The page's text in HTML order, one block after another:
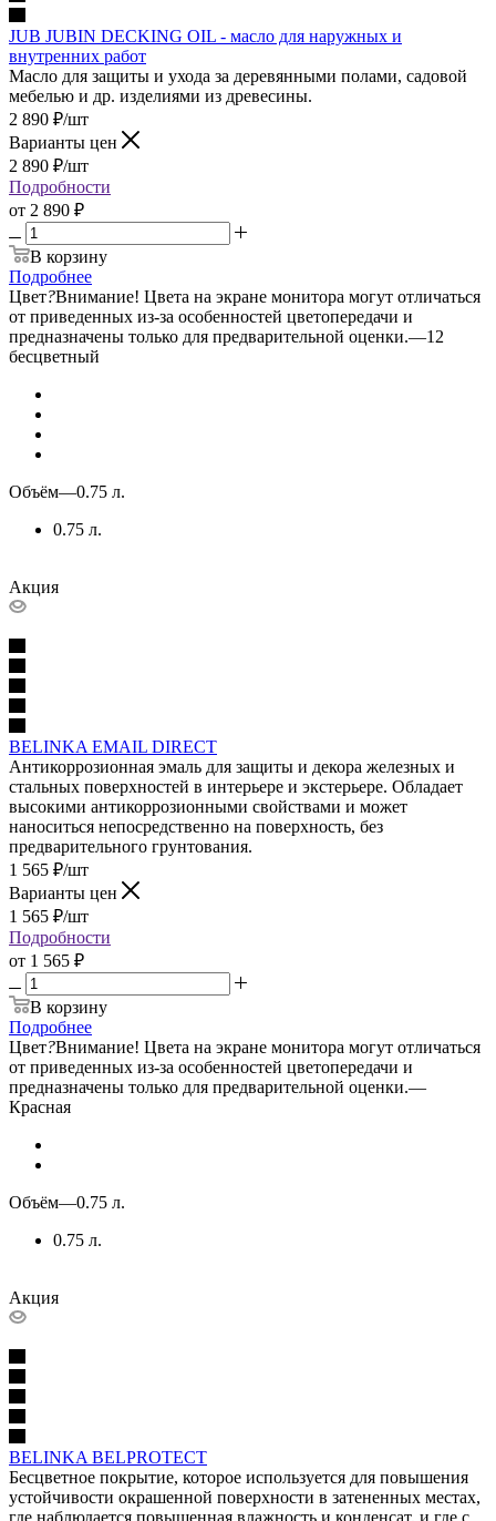
JUB JUBIN DECKING OIL - масло для наружных и
внутренних работ
Масло для защиты и ухода за деревянными полами, садовой
мебелью и др. изделиями из древесины.
2 890 ₽/шт
Варианты цен
2 890 ₽/шт
Подробности
от 2 890 ₽
В корзину
Подробнее
Цвет?Внимание! Цвета на экране монитора могут отличаться
от приведенных из-за особенностей цветопередачи и
предназначены только для предварительной оценки.—12
бесцветный
Объём—0.75 л.
0.75 л.
Акция
BELINKA EMAIL DIRECT
Антикоррозионная эмаль для защиты и декора железных и
стальных поверхностей в интерьере и экстерьере. Обладает
высокими антикоррозионными свойствами и может
наноситься непосредственно на поверхность, без
предварительного грунтования.
1 565 ₽/шт
Варианты цен
1 565 ₽/шт
Подробности
от 1 565 ₽
В корзину
Подробнее
Цвет?Внимание! Цвета на экране монитора могут отличаться
от приведенных из-за особенностей цветопередачи и
предназначены только для предварительной оценки.—
Красная
Объём—0.75 л.
0.75 л.
Акция
BELINKA BELPROTECT
Бесцветное покрытие, которое используется для повышения
устойчивости окрашенной поверхности в затененных местах,
где наблюдается повышенная влажность и конденсат, и где с